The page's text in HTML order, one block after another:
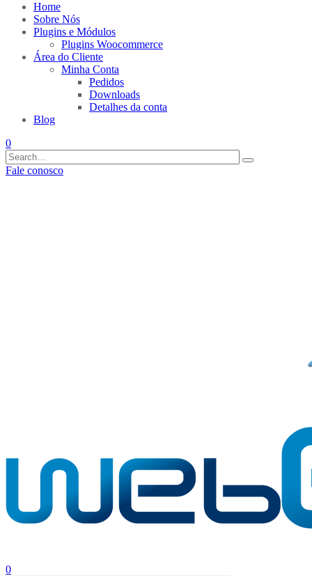
Home
Sobre Nós
Plugins e Módulos
Plugins Woocommerce
Área do Cliente
Minha Conta
Pedidos
Downloads
Detalhes da conta
Blog
0
Fale conosco
0